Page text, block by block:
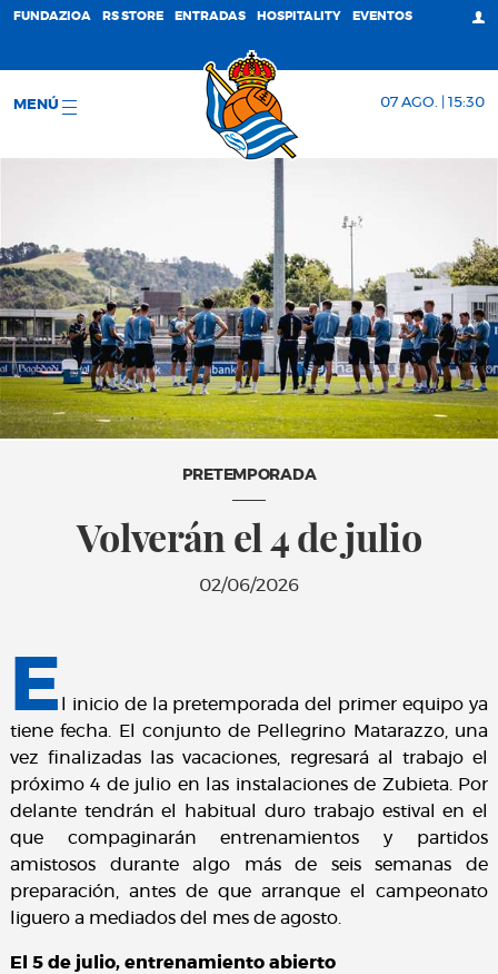
FUNDAZIOA RS STORE ENTRADAS HOSPITALITY EVENTOS
MENÚ 07 AGO. | 15:30
PRETEMPORADA
Volverán el 4 de julio
02/06/2026
E
l inicio de la pretemporada del primer equipo ya
tiene fecha. El conjunto de Pellegrino Matarazzo, una
vez finalizadas las vacaciones, regresará al trabajo el
próximo 4 de julio en las instalaciones de Zubieta. Por
delante tendrán el habitual duro trabajo estival en el
que compaginarán entrenamientos y partidos
amistosos durante algo más de seis semanas de
preparación, antes de que arranque el campeonato
liguero a mediados del mes de agosto.
El 5 de julio, entrenamiento abierto